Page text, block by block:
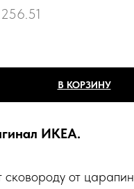
В КОРЗИНУ
ИКЕА.
от